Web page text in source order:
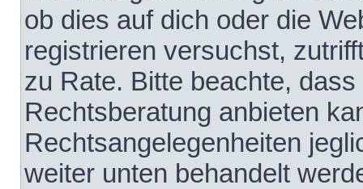
ob dies auf dich oder die
registrieren versuchst,
zu Rate. Bitte beachte,
Rechtsberatung anbieten
Rechtsangelegenheiten
weiter unten behandelt